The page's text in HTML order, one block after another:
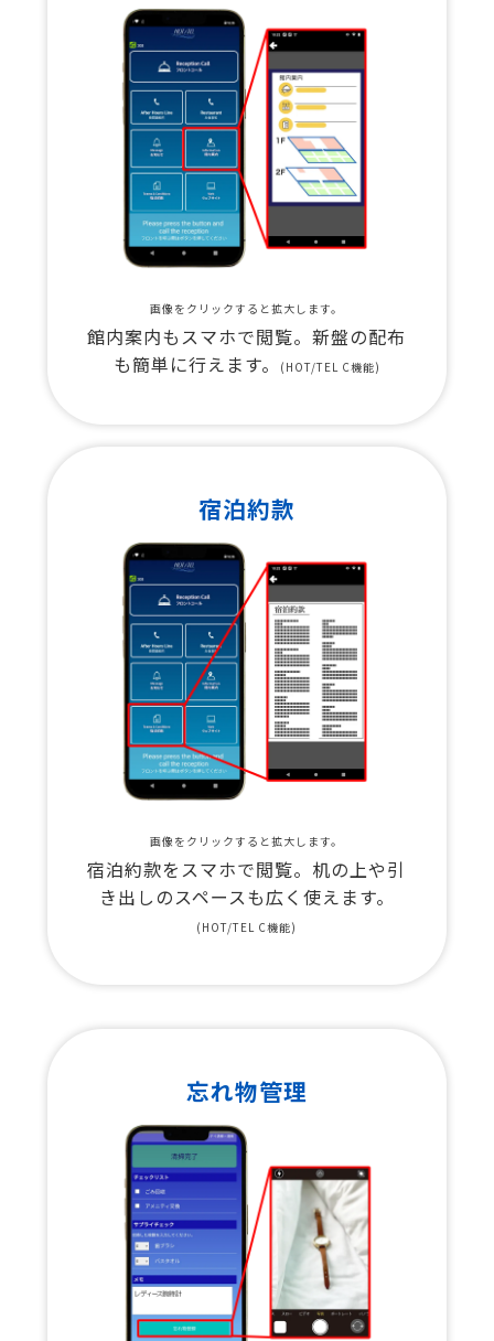
画像をクリックすると拡大します。
館内案内もスマホで閲覧。新盤の配布
も簡単に行えます。
(HOT/TEL C機能)
宿泊約款
画像をクリックすると拡大します。
宿泊約款をスマホで閲覧。机の上や引
き出しのスペースも広く使えます。
(HOT/TEL C機能)
忘れ物管理